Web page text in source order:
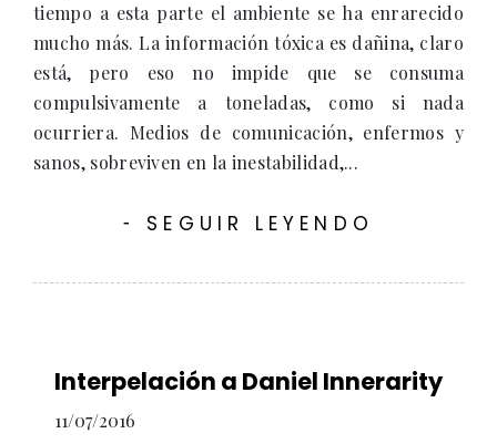
tiempo a esta parte el ambiente se ha enrarecido
mucho más. La información tóxica es dañina, claro
está, pero eso no impide que se consuma
compulsivamente a toneladas, como si nada
ocurriera. Medios de comunicación, enfermos y
sanos, sobreviven en la inestabilidad,...
- SEGUIR LEYENDO
Interpelación a Daniel Innerarity
11/07/2016